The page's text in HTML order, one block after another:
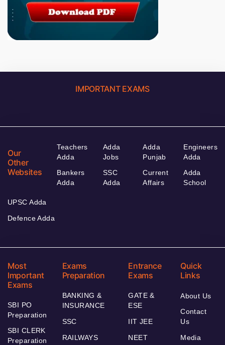
IMPORTANT EXAMS
Our
Other
Websites
Teachers
Adda
Bankers
Adda
Adda
Jobs
SSC
Adda
Adda
Punjab
Current
Affairs
Engineers
Adda
Adda
School
UPSC Adda
Defence Adda
Most
Important
Exams
SBI PO
Preparation
SBI CLERK
Preparation
Exams
Preparation
BANKING &
INSURANCE
SSC
RAILWAYS
Entrance
Exams
GATE &
ESE
IIT JEE
NEET
Quick
Links
About Us
Contact
Us
Media